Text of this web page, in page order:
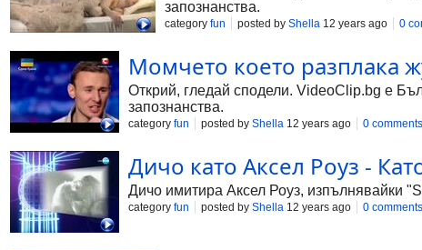
запознанства.
category fun posted by Shella 12 years ago 0
Момчето което разплака
Открий, гледай сподели. VideoClip.bg е
запознанства.
category fun posted by Shella 12 years ago 0 comments
Дичо като Аксел Роуз -
Дичо имитира Аксел Роуз, изпълнявайки
category fun posted by Shella 12 years ago 0 comments